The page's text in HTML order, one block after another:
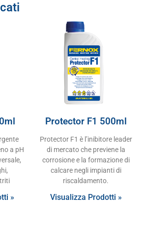
a pH
»
Protector F1 500ml
Protector F1 è l’inibitore leader
di mercato che previene la
corrosione e la formazione di
calcare negli impianti di
riscaldamento.
Visualizza Prodotti »